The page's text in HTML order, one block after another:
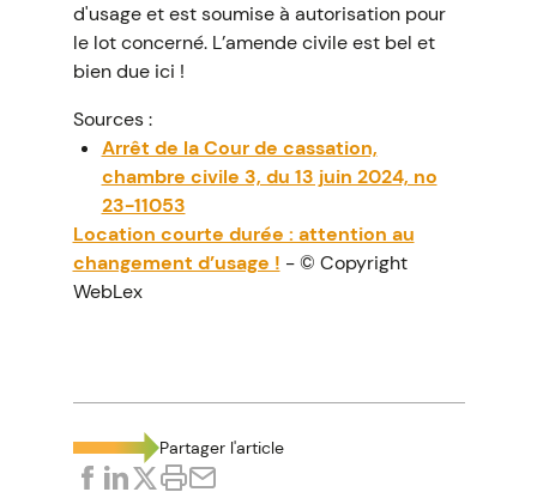
d'usage et est soumise à autorisation pour
le lot concerné. L’amende civile est bel et
bien due ici !
Sources :
Arrêt de la Cour de cassation,
chambre civile 3, du 13 juin 2024, no
23-11053
Location courte durée : attention au
changement d’usage ! - © Copyright
WebLex
Partager l'article